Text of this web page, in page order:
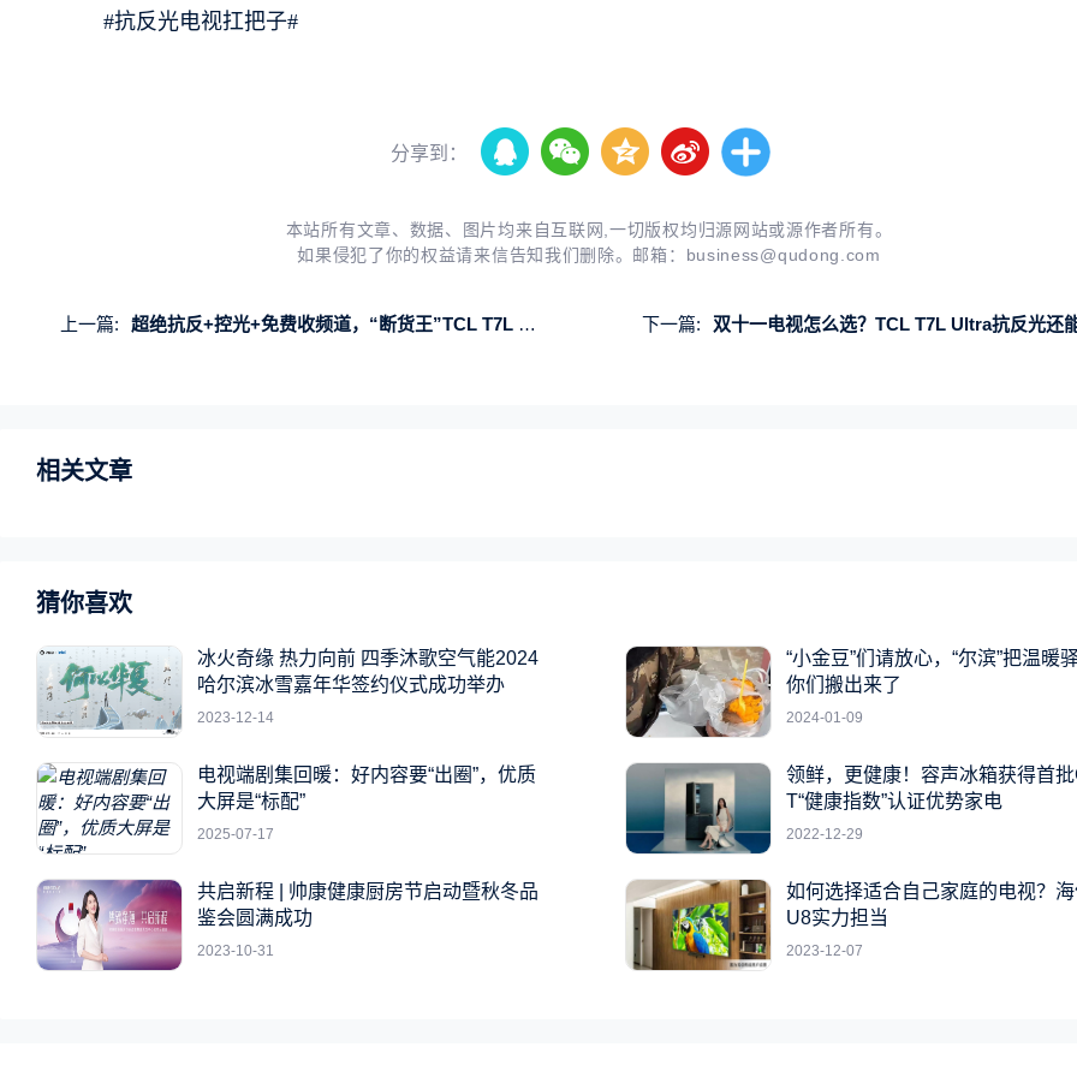
#抗反光电视扛把子#
分享到：
本站所有文章、数据、图片均来自互联网,一切版权均归源网站或源作者所有。
如果侵犯了你的权益请来信告知我们删除。邮箱： business@qudong.com
上一篇: 超绝抗反+控光+免费收频道，“断货王”TCL T7L Ultra成年轻人家装首选 下一篇: 双十一电视怎么选？TCL T7L Ultra抗反光还能免费看
相关文章
猜你喜欢
冰火奇缘 热力向前 四季沐歌空气能2024
哈尔滨冰雪嘉年华签约仪式成功举办
2023-12-14
“小金豆”们请放心，“尔滨”把温暖
你们搬出来了
2024-01-09
电视端剧集回暖：好内容要“出圈”，优质
大屏是“标配”
2025-07-17
领鲜，更健康！容声冰箱获得首
T“健康指数”认证优势家电
2022-12-29
共启新程 | 帅康健康厨房节启动暨秋冬品
鉴会圆满成功
2023-10-31
如何选择适合自己家庭的电视？
U8实力担当
2023-12-07